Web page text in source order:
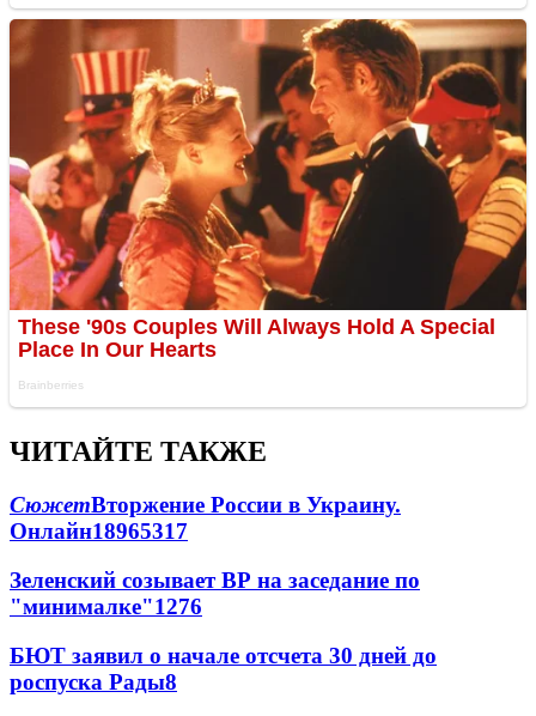
ЧИТАЙТЕ ТАКЖЕ
СюжетВторжение России в Украину.
Онлайн18965317
Зеленский созывает ВР на заседание по
"минималке"1276
БЮТ заявил о начале отсчета 30 дней до
роспуска Рады8